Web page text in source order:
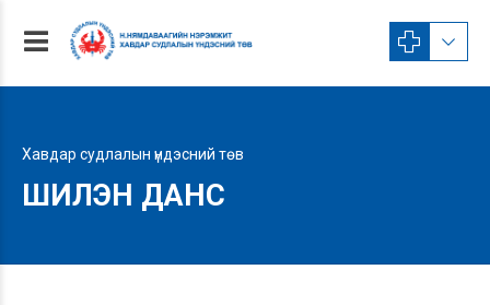
Хавдар судлалын үндэсний төв
ШИЛЭН ДАНС